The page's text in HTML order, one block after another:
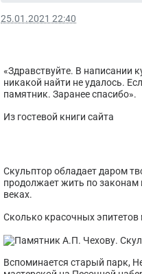
25.01.2021 22:40
«Здравствуйте. В написании
никакой найти не удалось.
памятник. Заранее спасибо».
Из гостевой книги сайта
Скульптор обладает даром
продолжает жить по законам
веках.
Сколько красочных
Вспоминается старый парк,